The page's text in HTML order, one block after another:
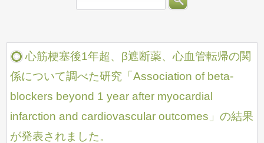
心筋梗塞後1年超、β遮断薬、心血管転帰の関
係について調べた研究「Association of beta-
blockers beyond 1 year after myocardial
infarction and cardiovascular outcomes」の結果
が発表されました。